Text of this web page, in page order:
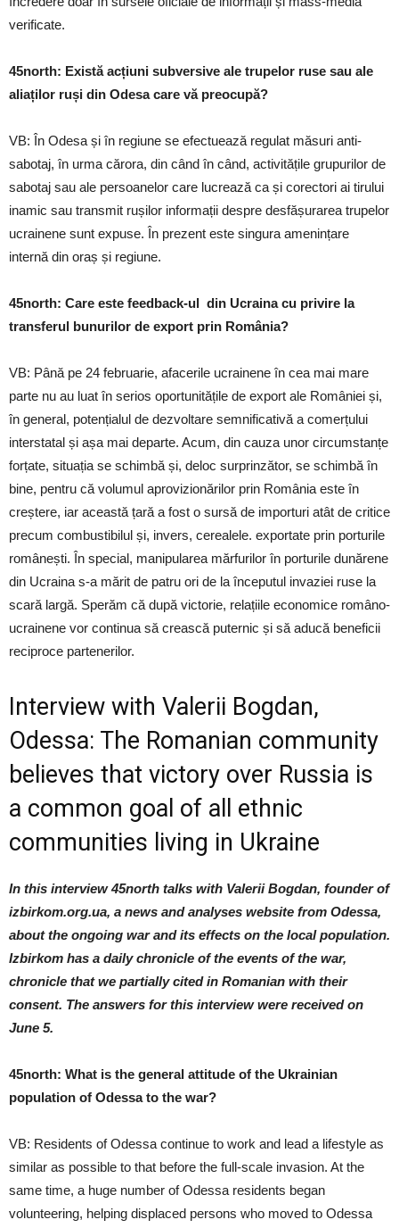
verificate.
45north: Există acțiuni subversive ale trupelor ruse sau ale
aliaților ruși din Odesa care vă preocupă?
VB: În Odesa și în regiune se efectuează regulat măsuri anti-
sabotaj, în urma cărora, din când în când, activitățile grupurilor de
sabotaj sau ale persoanelor care lucrează ca și corectori ai tirului
inamic sau transmit rușilor informații despre desfășurarea trupelor
ucrainene sunt expuse. În prezent este singura amenințare
internă din oraș și regiune.
45north: Care este feedback-ul din Ucraina cu privire la
transferul bunurilor de export prin România?
VB: Până pe 24 februarie, afacerile ucrainene în cea mai mare
parte nu au luat în serios oportunitățile de export ale României și,
în general, potențialul de dezvoltare semnificativă a comerțului
interstatal și așa mai departe. Acum, din cauza unor circumstanțe
forțate, situația se schimbă și, deloc surprinzător, se schimbă în
bine, pentru că volumul aprovizionărilor prin România este în
creștere, iar această țară a fost o sursă de importuri atât de critice
precum combustibilul și, invers, cerealele. exportate prin porturile
românești. În special, manipularea mărfurilor în porturile dunărene
din Ucraina s-a mărit de patru ori de la începutul invaziei ruse la
scară largă. Sperăm că după victorie, relațiile economice româno-
ucrainene vor continua să crească puternic și să aducă beneficii
reciproce partenerilor.
Interview with Valerii Bogdan,
Odessa: The Romanian community
believes that victory over Russia is
a common goal of all ethnic
communities living in Ukraine
In this interview 45north talks with Valerii Bogdan, founder of
izbirkom.org.ua, a news and analyses website from Odessa,
about the ongoing war and its effects on the local population.
Izbirkom has a daily chronicle of the events of the war,
chronicle that we partially cited in Romanian with their
consent. The answers for this interview were received on
June 5.
45north: What is the general attitude of the Ukrainian
population of Odessa to the war?
VB: Residents of Odessa continue to work and lead a lifestyle as
similar as possible to that before the full-scale invasion. At the
same time, a huge number of Odessa residents began
volunteering, helping displaced persons who moved to Odessa